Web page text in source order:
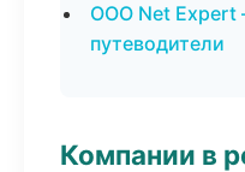
ООО Net Expert
путеводители
Компании в